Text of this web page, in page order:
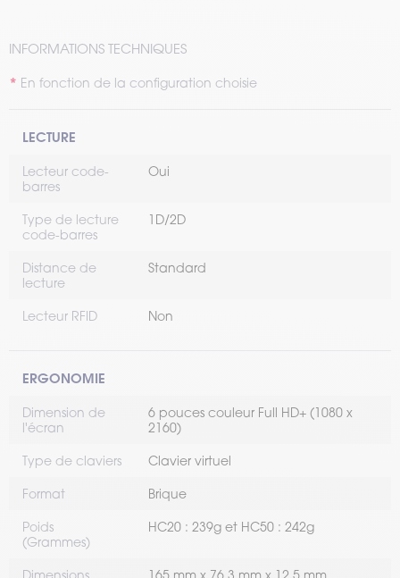
INFORMATIONS TECHNIQUES
En fonction de la configuration choisie
LECTURE
Lecteur code-
barres
Oui
Type de lecture
code-barres
1D/2D
Distance de
lecture
Standard
Lecteur RFID Non
ERGONOMIE
Dimension de
l'écran
6 pouces couleur Full HD+ (1080 x
2160)
Type de claviers Clavier virtuel
Format Brique
Poids
(Grammes)
HC20 : 239g et HC50 : 242g
Dimensions 165 mm x 76,3 mm x 12,5 mm